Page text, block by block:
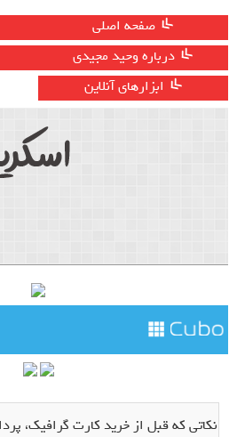
صفحه اصلی
درباره وحید مجیدی
ابزارهای آنلاین
نکاتی که قبل از خرید کارت گرافیک،